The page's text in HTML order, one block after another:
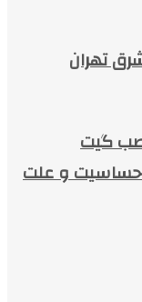
تهران
گیت
حساسیت و علت